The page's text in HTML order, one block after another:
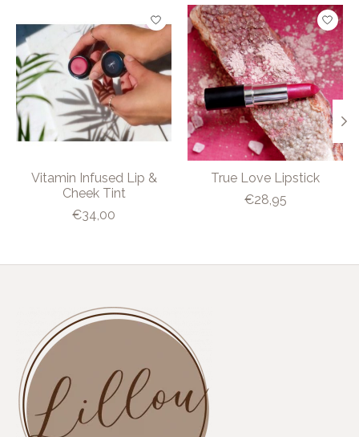
Items van productcarrousel
Vitamin Infused Lip &
Cheek Tint
€34,00
True Love Lipstick
€28,95